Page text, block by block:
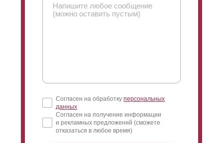
Что касается ассортимента расцветок и фактур, то
Согласен на обработку персональных
данных
Согласен на получение информации
и рекламных предложений (сможете
отказаться в любое время)